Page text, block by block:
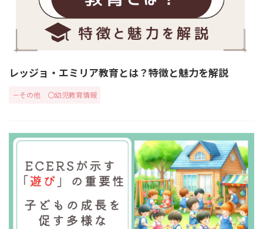
レッジョ・エミリア教育とは？特徴と魅力を解説
－その他 〇幼児教育情報